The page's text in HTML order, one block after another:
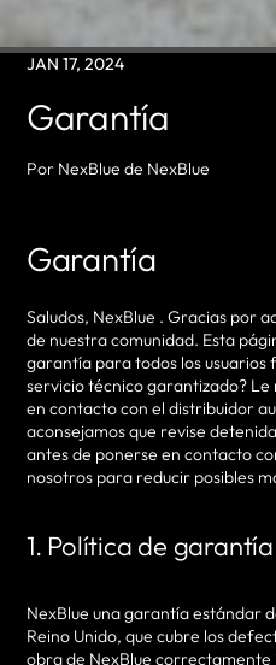
JAN 17, 2024
Garantía
Por NexBlue de NexBlue
Garantía
Saludos, NexBlue . Gracias por
de nuestra comunidad. Esta
garantía para todos los usuarios
servicio técnico garantizado?
en contacto con el distribuidor
aconsejamos que revise
antes de ponerse en contacto
nosotros para reducir posibles
1. Política de garantía
NexBlue una garantía estándar
Reino Unido, que cubre los
obra de NexBlue correctamente